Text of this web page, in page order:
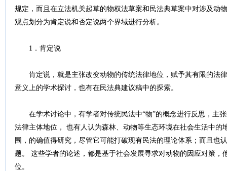
规定，而且在立法机关起草的物权法草案和民法典草案中对涉及动
观点划分为肯定说和否定说两个界域进行分析。
1．肯定说
肯定说，就是主张改变动物的传统法律地位，赋予其有限的法
意义上的学术探讨，也有在民法典建议稿中的探索。
在学术讨论中，有学者对传统民法中“物”的概念进行反思，主张
法律主体地位， 也有人认为森林、动物等生态环境在社会生活中的
围，的确值得研究，尽管它可能打破现有民法的理论体系；而且也
题。 这些学者的论述，都是基于社会发展寻求对动物的因应对策，
位。